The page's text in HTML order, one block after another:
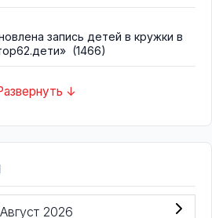
запись детей в кружки в
(1466)
↓
Август 2026